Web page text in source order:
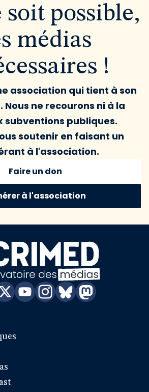
soit possible,
médias
!
association qui tient à son
ne recourons ni à la
subventions publiques.
soutenir en faisant un
à l'association.
Faire un don
à l'association